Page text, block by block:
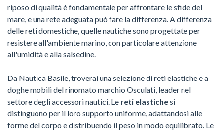
riposo di qualità è fondamentale per affrontare le sfide del
mare, e una rete adeguata può fare la differenza. A differenza
delle reti domestiche, quelle nautiche sono progettate per
resistere all'ambiente marino, con particolare attenzione
all'umidità e alla salsedine.
Da Nautica Basile, troverai una selezione di reti elastiche e a
doghe mobili del rinomato marchio Osculati, leader nel
settore degli accessori nautici. Le reti elastichesi
distinguono per il loro supporto uniforme, adattandosi alle
forme del corpo e distribuendo il peso in modo equilibrato. Le